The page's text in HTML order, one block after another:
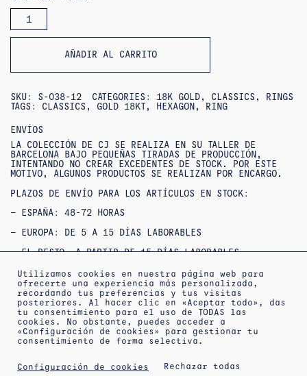
HEXAGON
RING
18KT
QUANTITY
AÑADIR AL CARRITO
SKU: S-038-12 CATEGORIES: 18K GOLD , CLASSICS , RINGS
TAGS: CLASSICS , GOLD 18KT , HEXAGON , RING
ENVÍOS
LA COLECCIÓN DE CJ SE REALIZA EN SU TALLER DE
BARCELONA BAJO PEQUEÑAS TIRADAS DE PRODUCCIÓN,
INTENTANDO NO CREAR EXCEDENTES DE STOCK. POR ESTE
MOTIVO, ALGUNOS PRODUCTOS SE REALIZAN POR ENCARGO.
PLAZOS DE ENVÍO PARA LOS ARTÍCULOS EN STOCK:
– ESPAÑA: 48-72 HORAS
– EUROPA: DE 5 A 15 DÍAS LABORABLES
– EL RESTO, A PARTIR DE 15 DÍAS LABORABLES
SI NO ENCUENTRAS TU TALLA O QUIERES CONSULTAR
DISPONIBILIDAD / ENTREGAS URGENTES,
PUEDESCONTACTAR
CON NOSOTROS.
OUTLET : NO SE ACEPTAN DEVOLUCIONES NI CAMBIOS***
***PRODUCTOS REBAJADOS: NO SE ACEPTAN CAMBIOS NI
DEVOLUCIONES***
Utilizamos cookies en nuestra página web para
ofrecerte una experiencia más personalizada,
recordando tus preferencias y tus visitas
posteriores. Al hacer clic en «Aceptar todo», das
tu consentimiento para el uso de TODAS las
cookies. No obstante, puedes acceder a
«Configuración de cookies» para gestionar tu
consentimiento de forma selectiva.
Configuración de cookies Rechazar todas